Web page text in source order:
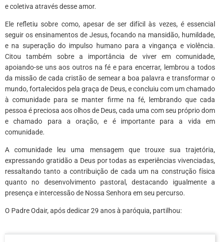
e coletiva através desse amor.
Ele refletiu sobre como, apesar de ser difícil às vezes, é essencial
seguir os ensinamentos de Jesus, focando na mansidão, humildade,
e na superação do impulso humano para a vingança e violência.
Citou também sobre a importância de viver em comunidade,
apoiando-se uns aos outros na fé e para encerrar, lembrou a todos
da missão de cada cristão de semear a boa palavra e transformar o
mundo, fortalecidos pela graça de Deus, e concluiu com um chamado
à comunidade para se manter firme na fé, lembrando que cada
pessoa é preciosa aos olhos de Deus, cada uma com seu próprio dom
e chamado para a oração, e é importante para a vida em
comunidade.
A comunidade leu uma mensagem que trouxe sua trajetória,
expressando gratidão a Deus por todas as experiências vivenciadas,
ressaltando tanto a contribuição de cada um na construção física
quanto no desenvolvimento pastoral, destacando igualmente a
presença e intercessão de Nossa Senhora em seu percurso.
O Padre Odair, após dedicar 29 anos à paróquia, partilhou: